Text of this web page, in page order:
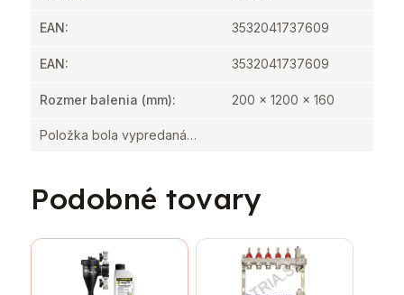
EAN: 3532041737609
EAN: 3532041737609
Rozmer balenia (mm): 200 x 1200 x 160
Položka bola vypredaná…
Podobné tovary